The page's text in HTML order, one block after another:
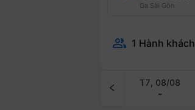
Ga Sài Gòn
1 Hành khách
T7, 08/08
-